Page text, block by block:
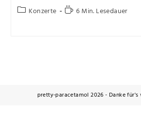
Konzerte 6 Min. Lesedauer
pretty-paracetamol 2026 - Danke für's